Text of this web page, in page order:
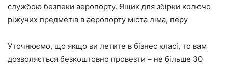
службою безпеки аеропорту. Ящик для збірки колючо
ріжучих предметів в аеропорту міста ліма, перу
Уточнюємо, що якщо ви летите в бізнес класі, то вам
дозволяється безкоштовно провезти – не більше 30